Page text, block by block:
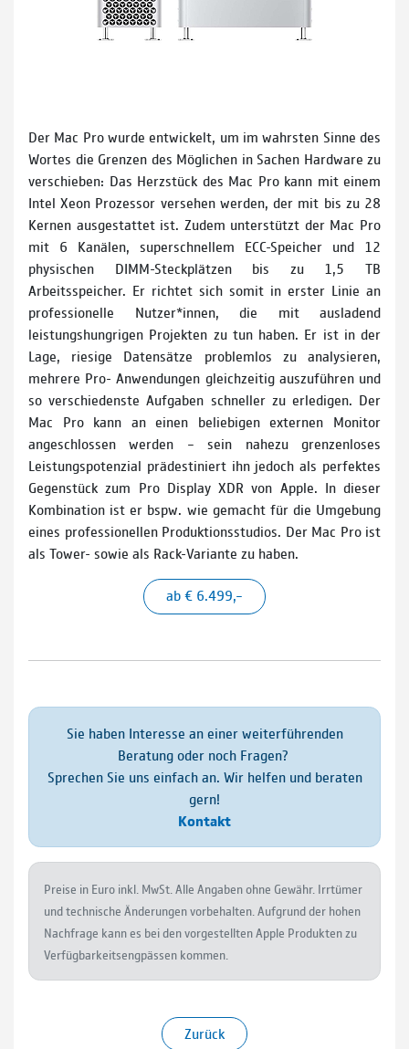
Der Mac Pro wurde entwickelt, um im wahrsten Sinne des
Wortes die Grenzen des Möglichen in Sachen Hardware zu
verschieben: Das Herzstück des Mac Pro kann mit einem
Intel Xeon Prozessor versehen werden, der mit bis zu 28
Kernen ausgestattet ist. Zudem unterstützt der Mac Pro
mit 6 Kanälen, superschnellem ECC-Speicher und 12
physischen DIMM-Steckplätzen bis zu 1,5 TB
Arbeitsspeicher. Er richtet sich somit in erster Linie an
professionelle Nutzer*innen, die mit ausladend
leistungshungrigen Projekten zu tun haben. Er ist in der
Lage, riesige Datensätze problemlos zu analysieren,
mehrere Pro- Anwendungen gleichzeitig auszuführen und
so verschiedenste Aufgaben schneller zu erledigen. Der
Mac Pro kann an einen beliebigen externen Monitor
angeschlossen werden – sein nahezu grenzenloses
Leistungspotenzial prädestiniert ihn jedoch als perfektes
Gegenstück zum Pro Display XDR von Apple. In dieser
Kombination ist er bspw. wie gemacht für die Umgebung
eines professionellen Produktionsstudios. Der Mac Pro ist
als Tower- sowie als Rack-Variante zu haben.
ab € 6.499,–
Sie haben Interesse an einer weiterführenden
Beratung oder noch Fragen?
Sprechen Sie uns einfach an. Wir helfen und beraten
gern!
Kontakt
Preise in Euro inkl. MwSt. Alle Angaben ohne Gewähr. Irrtümer
und technische Änderungen vorbehalten. Aufgrund der hohen
Nachfrage kann es bei den vorgestellten Apple Produkten zu
Verfüg­barkeits­engpässen kommen.
Zurück